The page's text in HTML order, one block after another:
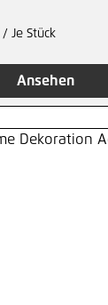
/ Je Stück
Ansehen